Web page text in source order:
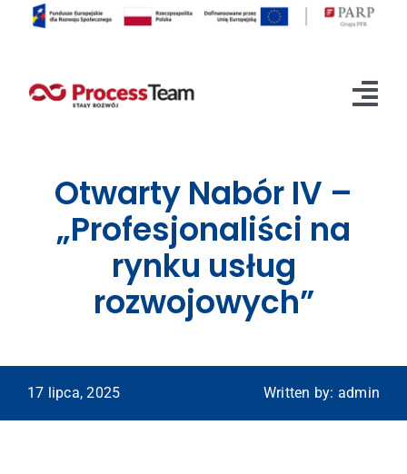
Przejdź
Etapy realizacji
Aktualności
Otwarty Nabór IV –
„Profesjonaliści na
rynku usług
rozwojowych”
17 lipca, 2025 Written by: admin